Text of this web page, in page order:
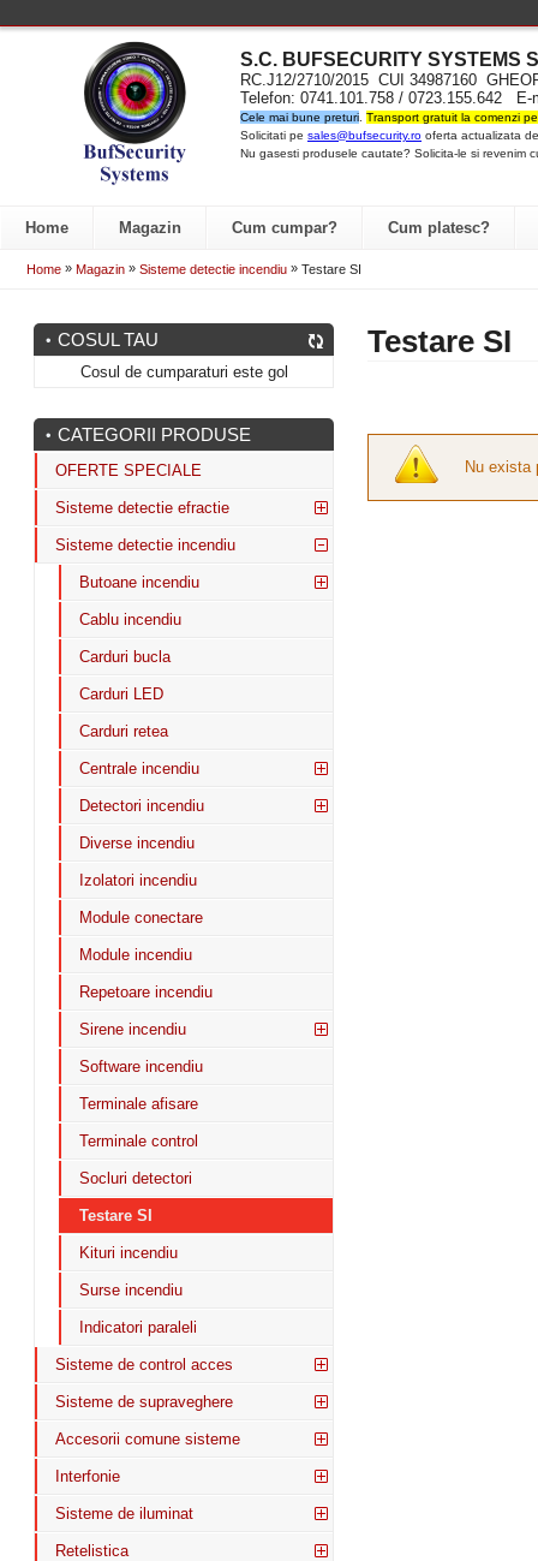
S.C. BUFSECURITY SYSTEMS
RC.J12/2710/2015 CUI 34987160
Telefon: 0741.101.758 / 0723.155.642
Cele mai bune preturi Transport gratuit la comenzi
Solicitati pe sales@bufsecurity.ro oferta actualizata
Nu gasesti produsele cautate? Solicita-le si revenim
Home Magazin Cum cumpar? Cum platesc?
Home » Magazin » Sisteme detectie incendiu » Testare SI
Testare SI
Nu exista
COSUL TAU
Cosul de cumparaturi este gol
CATEGORII PRODUSE
OFERTE SPECIALE
Sisteme detectie efractie
Sisteme detectie incendiu
Butoane incendiu
Cablu incendiu
Carduri bucla
Carduri LED
Carduri retea
Centrale incendiu
Detectori incendiu
Diverse incendiu
Izolatori incendiu
Module conectare
Module incendiu
Repetoare incendiu
Sirene incendiu
Software incendiu
Terminale afisare
Terminale control
Socluri detectori
Testare SI
Kituri incendiu
Surse incendiu
Indicatori paraleli
Sisteme de control acces
Sisteme de supraveghere
Accesorii comune sisteme
Interfonie
Sisteme de iluminat
Retelistica